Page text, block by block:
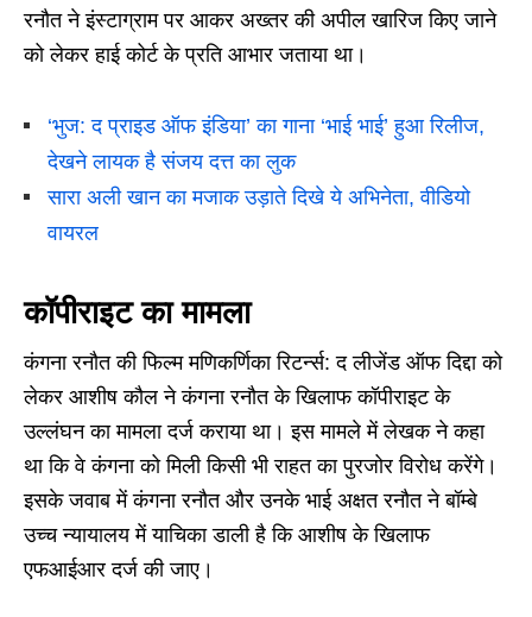
रनौत ने इंस्टाग्राम पर आकर अख्तर की अपील खारिज किए जाने
को लेकर हाई कोर्ट के प्रति आभार जताया था।
‘भुज: द प्राइड ऑफ इंडिया’ का गाना ‘भाई भाई’ हुआ रिलीज,
देखने लायक है संजय दत्त का लुक
सारा अली खान का मजाक उड़ाते दिखे ये अभिनेता, वीडियो
वायरल
कॉपीराइट का मामला
कंगना रनौत की फिल्म मणिकर्णिका रिटर्न्स: द लीजेंड ऑफ दिद्दा को
लेकर आशीष कौल ने कंगना रनौत के खिलाफ कॉपीराइट के
उल्लंघन का मामला दर्ज कराया था। इस मामले में लेखक ने कहा
था कि वे कंगना को मिली किसी भी राहत का पुरजोर विरोध करेंगे।
इसके जवाब में कंगना रनौत और उनके भाई अक्षत रनौत ने बॉम्बे
उच्च न्यायालय में याचिका डाली है कि आशीष के खिलाफ
एफआईआर दर्ज की जाए।